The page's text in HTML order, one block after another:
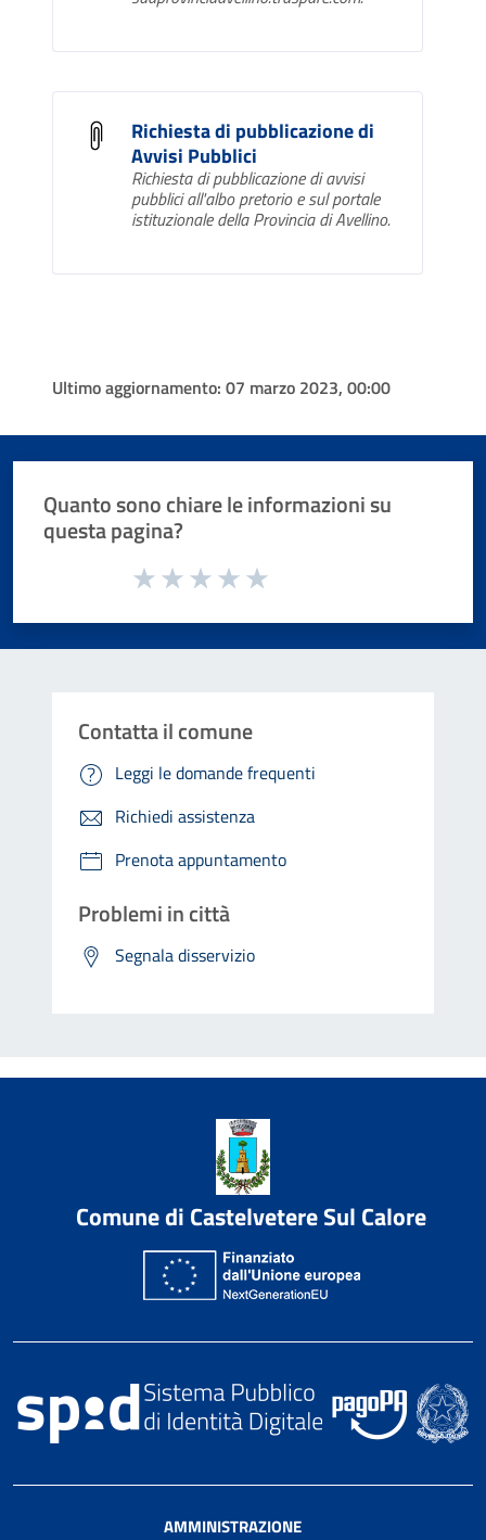
Richiesta di pubblicazione di
Avvisi Pubblici
Richiesta di pubblicazione di avvisi
pubblici all'albo pretorio e sul portale
istituzionale della Provincia di Avellino.
Ultimo aggiornamento: 07 marzo 2023, 00:00
Quanto sono chiare le informazioni su
questa pagina?
Valuta da 1 a 5 stelle la pagina
Contatta il comune
Leggi le domande frequenti
Richiedi assistenza
Prenota appuntamento
Problemi in città
Segnala disservizio
Comune di Castelvetere Sul Calore
AMMINISTRAZIONE